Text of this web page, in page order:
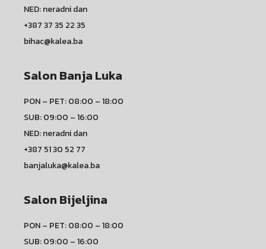
NED: neradni dan
+387 37 35 22 35
bihac@kalea.ba
Salon Banja Luka
PON – PET: 08:00 – 18:00
SUB: 09:00 – 16:00
NED: neradni dan
+387 51 30 52 77
banjaluka@kalea.ba
Salon Bijeljina
PON – PET: 08:00 – 18:00
SUB: 09:00 – 16:00